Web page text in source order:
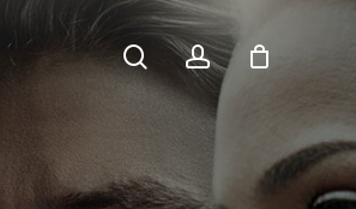
searchaccount